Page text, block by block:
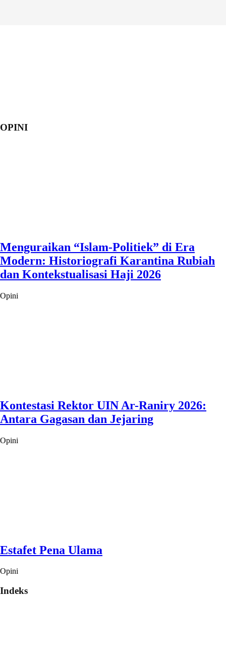
OPINI
Menguraikan “Islam-Politiek” di Era
Modern: Historiografi Karantina Rubiah
dan Kontekstualisasi Haji 2026
Opini
Kontestasi Rektor UIN Ar-Raniry 2026:
Antara Gagasan dan Jejaring
Opini
Estafet Pena Ulama
Opini
Indeks